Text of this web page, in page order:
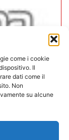
come i cookie
Il
dati come il
Non
su alcune
il